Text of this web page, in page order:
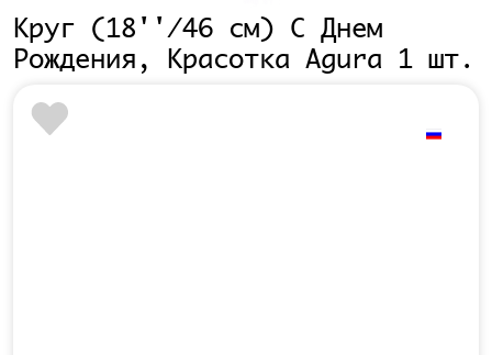
Круг (18''/46 см) С Днем
Рождения, Красотка Agura 1 шт.